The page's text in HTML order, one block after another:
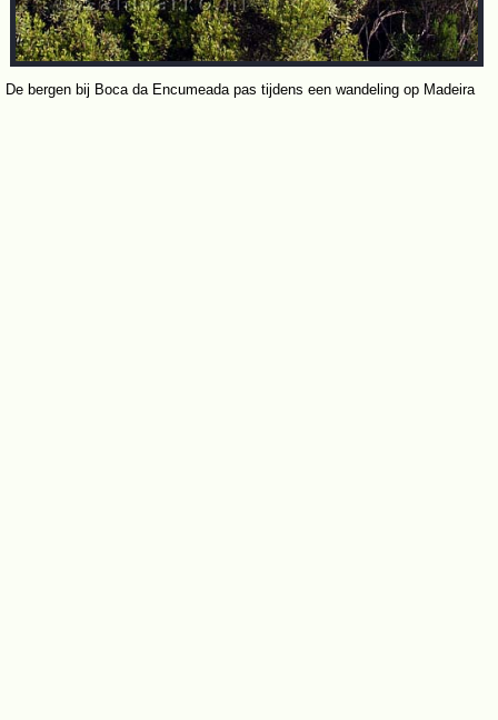
De bergen bij Boca da Encumeada pas tijdens een wandeling op Madeira